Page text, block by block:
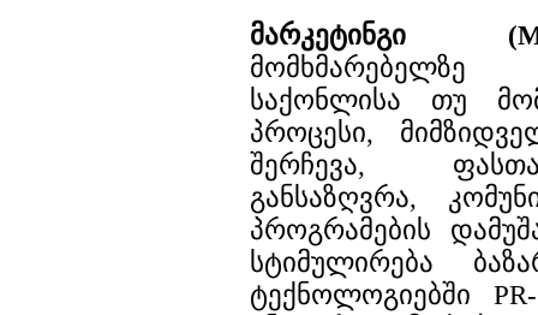
მარკეტინგი
საქონლისა თუ
პროცესი,
შერჩევა,
განსაზღვრა,
პროგრამების
სტიმულირება
ტექნოლოგიებში